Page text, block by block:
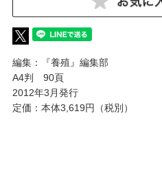
編集：『養殖』編集部
A4判 90頁
2012年3月発行
定価：本体3,619円（税別）